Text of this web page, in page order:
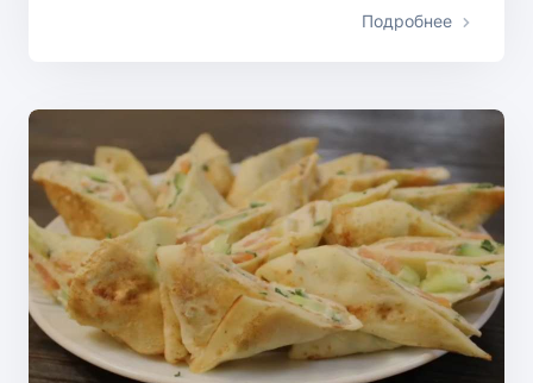
Подробнее